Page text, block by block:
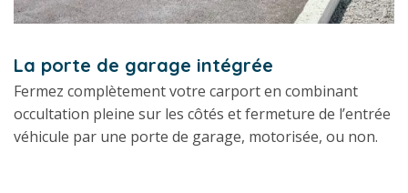
La porte de garage intégrée
Fermez complètement votre carport en combinant
occultation pleine sur les côtés et fermeture de l’entrée
véhicule par une porte de garage, motorisée, ou non.